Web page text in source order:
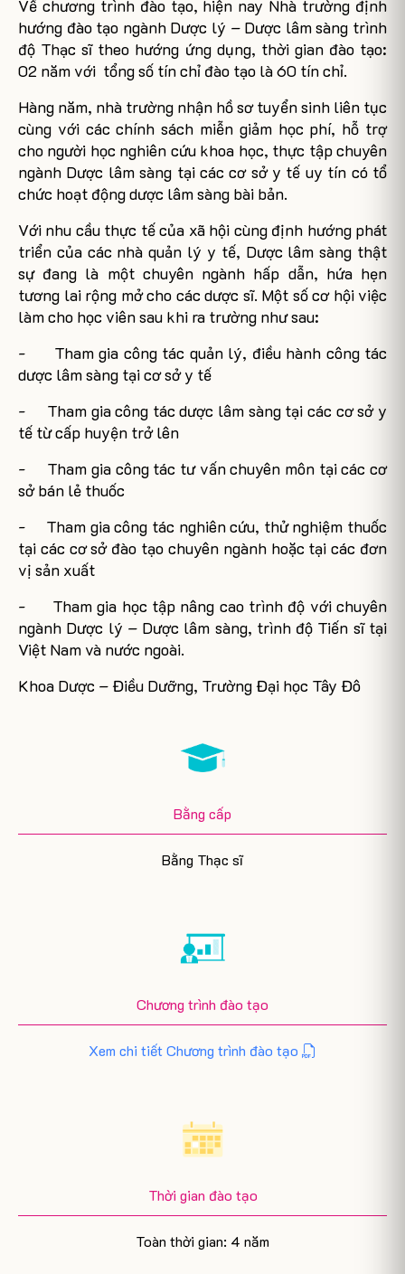
Về chương trình đào tạo, hiện nay Nhà trường định
hướng đào tạo ngành Dược lý – Dược lâm sàng trình
độ Thạc sĩ theo hướng ứng dụng, thời gian đào tạo:
02 năm với tổng số tín chỉ đào tạo là 60 tín chỉ.
Hàng năm, nhà trường nhận hồ sơ tuyển sinh liên tục
cùng với các chính sách miễn giảm học phí, hỗ trợ
cho người học nghiên cứu khoa học, thực tập chuyên
ngành Dược lâm sàng tại các cơ sở y tế uy tín có tổ
chức hoạt động dược lâm sàng bài bản.
Với nhu cầu thực tế của xã hội cùng định hướng phát
triển của các nhà quản lý y tế, Dược lâm sàng thật
sự đang là một chuyên ngành hấp dẫn, hứa hẹn
tương lai rộng mở cho các dược sĩ. Một số cơ hội việc
làm cho học viên sau khi ra trường như sau:
-
Tham gia công tác quản lý, điều hành công tác
dược lâm sàng tại cơ sở y tế
-
Tham gia công tác dược lâm sàng tại các cơ sở y
tế từ cấp huyện trở lên
-
Tham gia công tác tư vấn chuyên môn tại các cơ
sở bán lẻ thuốc
-
Tham gia công tác nghiên cứu, thử nghiệm thuốc
tại các cơ sở đào tạo chuyên ngành hoặc tại các đơn
vị sản xuất
-
Tham gia học tập nâng cao trình độ với chuyên
ngành Dược lý – Dược lâm sàng, trình độ Tiến sĩ tại
Việt Nam và nước ngoài.
Khoa Dược – Điều Dưỡng, Trường Đại học Tây Đô
Bằng cấp
Bằng Thạc sĩ
Chương trình đào tạo
Xem chi tiết Chương trình đào tạo
Thời gian đào tạo
Toàn thời gian: 4 năm